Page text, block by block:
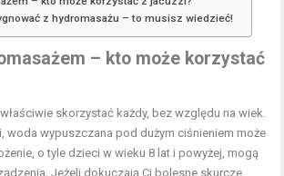
z hydromasażu – to musisz wiedzieć!
– kto może korzystać
skorzystać każdy, bez względu na wiek.
woda wypuszczana pod dużym ciśnieniem może
o tyle dzieci w wieku 8 lat i powyżej, mogą
Jeżeli dokuczają Ci bolesne skurcze